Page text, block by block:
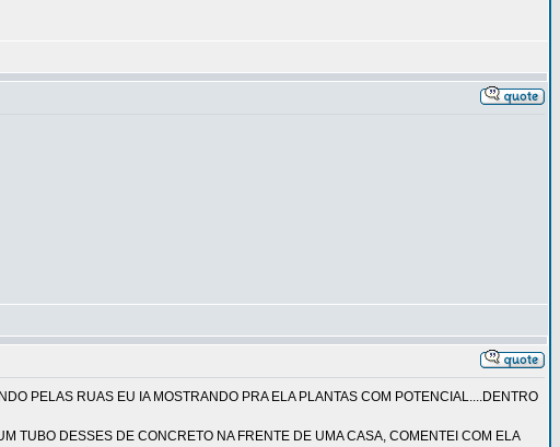
PELAS RUAS EU IA MOSTRANDO PRA ELA PLANTAS COM POTENCIAL....DENTRO
TUBO DESSES DE CONCRETO NA FRENTE DE UMA CASA, COMENTEI COM ELA